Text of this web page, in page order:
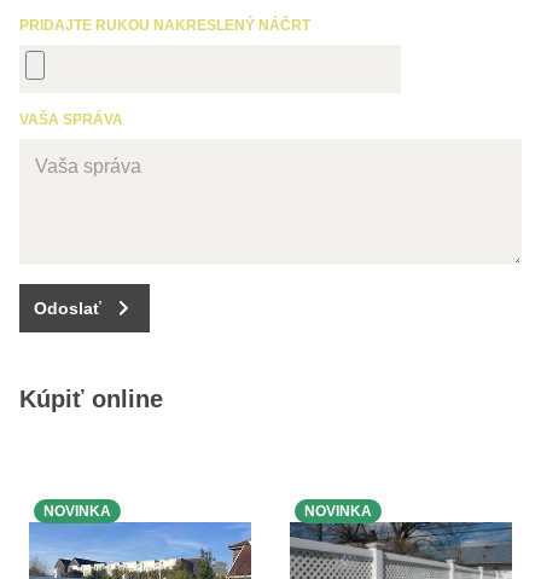
PRIDAJTE RUKOU NAKRESLENÝ NÁČRT
VAŠA SPRÁVA
Odoslať
Kúpiť online
NOVINKA NOVINKA